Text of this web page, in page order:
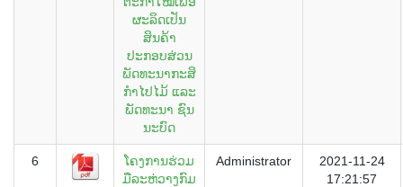
ຜະລິດເປັນ
ສິນຄ້າ
ປະກອບສ່ວນ
ພັດທະນາກະສິ
ກໍາໄປໄມ້ ແລະ
ພັດທະນາ ຊົນ
ນະບົດ
6
ໂຄງການຮ່ວມ
ມືລະຫ່ວາງກົມ
Administrator
2021-11-24
17:21:57